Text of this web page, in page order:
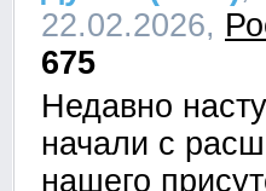
22.02.2026,
675
Недавно
начали с
нашего